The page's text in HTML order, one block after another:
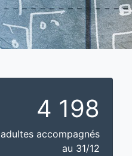
4 198
adultes accompagnés
au 31/12